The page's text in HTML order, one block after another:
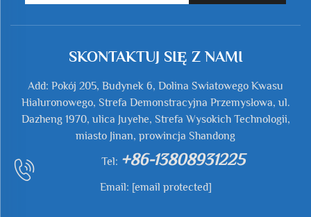
SKONTAKTUJ SIĘ Z NAMI
Add: Pokój 205, Budynek 6, Dolina Światowego Kwasu
Hialuronowego, Strefa Demonstracyjna Przemysłowa, ul.
Dazheng 1970, ulica Juyehe, Strefa Wysokich Technologii,
miasto Jinan, prowincja Shandong
Tel: +86-13808931225
Email: [email protected]